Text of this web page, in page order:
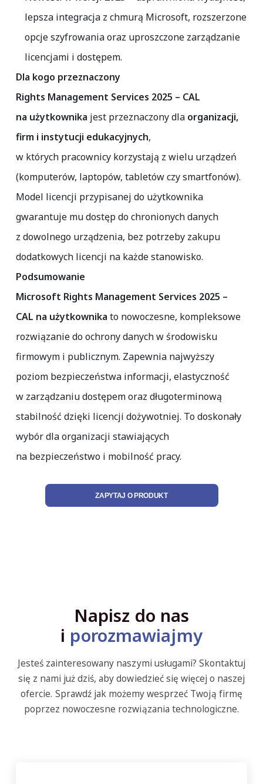
lepsza integracja z chmurą Microsoft, rozszerzone
opcje szyfrowania oraz uproszczone zarządzanie
licencjami i dostępem.
Dla kogo przeznaczony
Rights Management Services 2025 – CAL
na użytkownika jest przeznaczony dla organizacji,
firm i instytucji edukacyjnych,
w których pracownicy korzystają z wielu urządzeń
(komputerów, laptopów, tabletów czy smartfonów).
Model licencji przypisanej do użytkownika
gwarantuje mu dostęp do chronionych danych
z dowolnego urządzenia, bez potrzeby zakupu
dodatkowych licencji na każde stanowisko.
Podsumowanie
Microsoft Rights Management Services 2025 –
CAL na użytkownika to nowoczesne, kompleksowe
rozwiązanie do ochrony danych w środowisku
firmowym i publicznym. Zapewnia najwyższy
poziom bezpieczeństwa informacji, elastyczność
w zarządzaniu dostępem oraz długoterminową
stabilność dzięki licencji dożywotniej. To doskonały
wybór dla organizacji stawiających
na bezpieczeństwo i mobilność pracy.
ZAPYTAJ O PRODUKT
Napisz do nas
i porozmawiajmy
Jesteś zainteresowany naszymi usługami? Skontaktuj
się z nami już dziś, aby dowiedzieć się więcej o naszej
ofercie. Sprawdź jak możemy wesprzeć Twoją firmę
poprzez nowoczesne rozwiązania technologiczne.